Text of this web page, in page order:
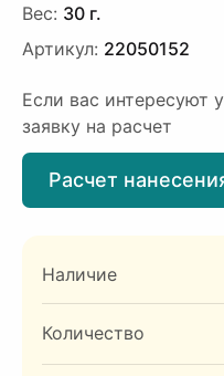
Вес: 30 г.
Артикул: 22050152
Если вас интересуют
заявку на расчет
Расчет
Наличие
Количество